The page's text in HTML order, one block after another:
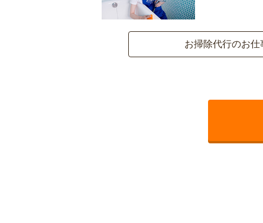
お掃除代行のお仕